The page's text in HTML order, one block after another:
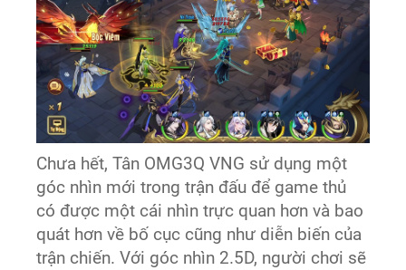
Chưa hết, Tân OMG3Q VNG sử dụng một
góc nhìn mới trong trận đấu để game thủ
có được một cái nhìn trực quan hơn và bao
quát hơn về bố cục cũng như diễn biến của
trận chiến. Với góc nhìn 2.5D, người chơi sẽ